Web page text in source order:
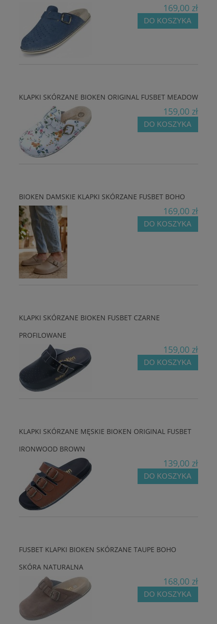
169,00 zł
DO KOSZYKA
KLAPKI SKÓRZANE BIOKEN ORIGINAL FUSBET MEADOW
159,00 zł
DO KOSZYKA
BIOKEN DAMSKIE KLAPKI SKÓRZANE FUSBET BOHO
169,00 zł
DO KOSZYKA
KLAPKI SKÓRZANE BIOKEN FUSBET CZARNE
PROFILOWANE
159,00 zł
DO KOSZYKA
KLAPKI SKÓRZANE MĘSKIE BIOKEN ORIGINAL FUSBET
IRONWOOD BROWN
139,00 zł
DO KOSZYKA
FUSBET KLAPKI BIOKEN SKÓRZANE TAUPE BOHO
SKÓRA NATURALNA
168,00 zł
DO KOSZYKA